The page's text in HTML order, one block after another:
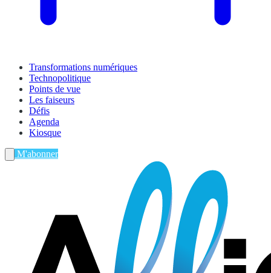
Transformations numériques
Technopolitique
Points de vue
Les faiseurs
Défis
Agenda
Kiosque
M'abonner